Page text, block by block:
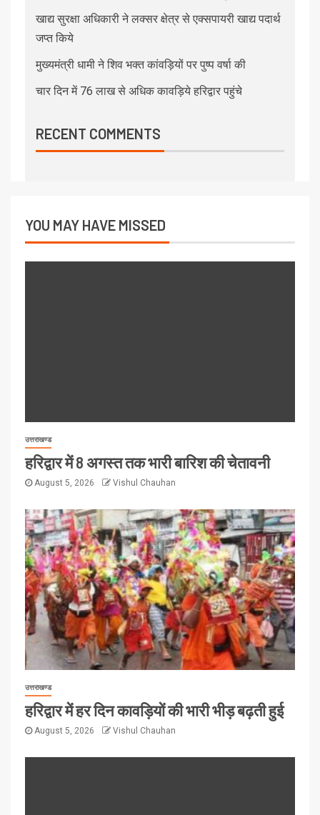
खाद्य सुरक्षा अधिकारी ने लक्सर क्षेत्र से एक्सपायरी खाद्य पदार्थ
जप्त किये
मुख्यमंत्री धामी ने शिव भक्त कांवड़ियों पर पुष्प वर्षा की
चार दिन में 76 लाख से अधिक कावड़िये हरिद्वार पहुंचे
RECENT COMMENTS
YOU MAY HAVE MISSED
उत्तराखण्ड
हरिद्वार में 8 अगस्त तक भारी बारिश की चेतावनी
August 5, 2026 Vishul Chauhan
उत्तराखण्ड
हरिद्वार में हर दिन कावड़ियों की भारी भीड़ बढ़ती हुई
August 5, 2026 Vishul Chauhan